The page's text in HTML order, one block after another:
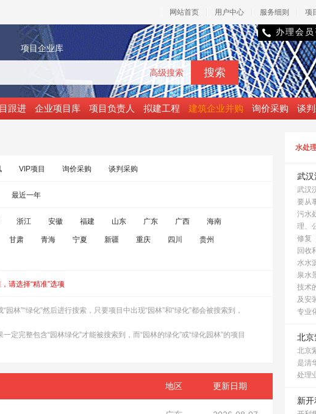
网站首页 用户中心 服务细则 项
项目企业库
高级搜索
 办理会
跟进 企业项目库 项目负责人 拟建工程 建筑企业并购 询价采购 谈
VIP项目 询价采购 谈判采购
最近一年
浙江 安徽 福建 山东 广东 广西 海南
甘肃 青海 宁夏 新疆 重庆 四川 贵州
请选择“精准”选项
林”“绿化”然后进行搜索，只要项目中出现“园林”和“绿化”都会被搜索到，
完整包含“园林绿化”才能被搜索到，而“园林的绿化”或“绿化园林”的项目
地区 更新日期
水处
武汉
武汉
要从
污水
理、
修复
回收
水水
泉水
技术
及安
专业
北京
是清
处理
新